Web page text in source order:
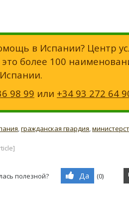
в Испании? Центр
это более 100
98 99 или +34 93 272 64
гражданская гвардия
полезной? Да (0)